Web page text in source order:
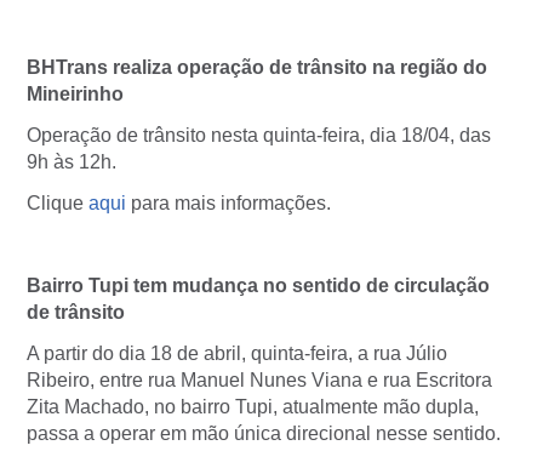
BHTrans realiza operação de trânsito na região do
Mineirinho
Operação de trânsito nesta quinta-feira, dia 18/04, das
9h às 12h.
Clique aqui para mais informações.
Bairro Tupi tem mudança no sentido de circulação
de trânsito
A partir do dia 18 de abril, quinta-feira, a rua Júlio
Ribeiro, entre rua Manuel Nunes Viana e rua Escritora
Zita Machado, no bairro Tupi, atualmente mão dupla,
passa a operar em mão única direcional nesse sentido.